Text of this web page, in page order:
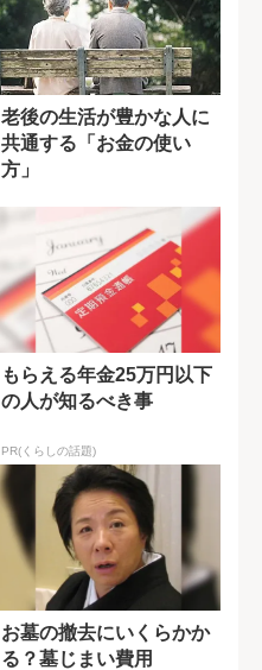
老後の生活が豊かな人に
共通する「お金の使い
方」
もらえる年金25万円以下
の人が知るべき事
PR(くらしの話題)
お墓の撤去にいくらかか
る？墓じまい費用